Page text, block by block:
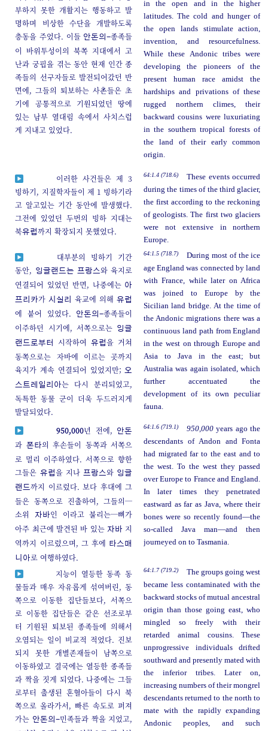
부하지 못한 개활지는 행동하고 발
명하며 비상한 수단을 개발하도록
충동을 주었다. 이들 안돈의-종족들
이 바위투성이의 북쪽 지대에서 고
난과 궁핍을 겪는 동안 현재 인간 종
족들의 선구자들로 발전되어갔던 반
면에, 그들의 퇴보하는 사촌들은 초
기에 공통적으로 기원되었던 땅에
있는 남부 열대림 속에서 사치스럽
게 지내고 있었다.
in the open and in the higher
latitudes. The cold and hunger of
the open lands stimulate action,
invention, and resourcefulness.
While these Andonic tribes were
developing the pioneers of the
present human race amidst the
hardships and privations of these
rugged northern climes, their
backward cousins were luxuriating
in the southern tropical forests of
the land of their early common
origin.
이러한 사건들은 제 3
빙하기, 지질학자들이 제 1 빙하기라
고 알고있는 기간 동안에 발생했다.
그전에 있었던 두번의 빙하 지대는
북유럽까지 확장되지 못했었다.
64:1.4 (718.6)
These events occurred
during the times of the third glacier,
the first according to the reckoning
of geologists. The first two glaciers
were not extensive in northern
Europe.
대부분의 빙하기 기간
동안,
잉글랜드는 프랑스와 육지로
연결되어 있었던 반면, 나중에는 아
프리카가시실리 육교에 의해유럽
에 붙어 있었다. 안돈의-종족들이
이주하던 시기에, 서쪽으로는
잉글
랜드로부터
시작하여유럽을 거쳐
동쪽으로는 자바에 이르는 곳까지
육지가 계속 연결되어 있었지만; 오
스트레일리아는 다시 분리되었고,
독특한 동물 군이 더욱 두드러지게
발달되었다.
64:1.5 (718.7)
During most of the ice
age England was connected by land
with France, while later on Africa
was joined to Europe by the
Sicilian land bridge. At the time of
the Andonic migrations there was a
continuous land path from England
in the west on through Europe and
Asia to Java in the east; but
Australia was again isolated, which
further accentuated the
development of its own peculiar
fauna.
950,000년 전에, 안돈
과 폰타의 후손들이 동쪽과 서쪽으
로 멀리 이주하였다. 서쪽으로 향한
그들은 유럽을 지나 프랑스와 잉글
랜드까지 이르렀다. 보다 후대에 그
들은 동쪽으로 진출하여, 그들의─
소위
자바인 이라고 불리는─뼈가
아주 최근에 발견된 바 있는 자바 지
역까지 이르렀으며, 그 후에 타스매
니아로 여행하였다.
64:1.6 (719.1) 950,000years ago the
descendants of Andon and Fonta
had migrated far to the east and to
the west. To the west they passed
over Europe to France and England.
In later times they penetrated
eastward as far as Java, where their
bones were so recently found—the
so-called Java man—and then
journeyed on to Tasmania.
지능이 열등한 동족 동
물들과 매우 자유롭게 섞여버린, 동
쪽으로 이동한 집단들보다, 서쪽으
로 이동한 집단들은 같은 선조로부
터 기원된 퇴보된 종족들에 의해서
오염되는 일이 비교적 적었다. 진보
되지 못한 개별존재들이 남쪽으로
이동하였고 결국에는 열등한 종족들
과 짝을 짓게 되었다. 나중에는 그들
로부터 출생된 혼혈아들이 다시 북
쪽으로 올라가서, 빠른 속도로 퍼져
가는 안돈의-민족들과 짝을 지었고,
64:1.7 (719.2)
The groups going west
became less contaminated with the
backward stocks of mutual ancestral
origin than those going east, who
mingled so freely with their
retarded animal cousins. These
unprogressive individuals drifted
southward and presently mated with
the inferior tribes. Later on,
increasing numbers of their mongrel
descendants returned to the north to
mate with the rapidly expanding
Andonic peoples, and such